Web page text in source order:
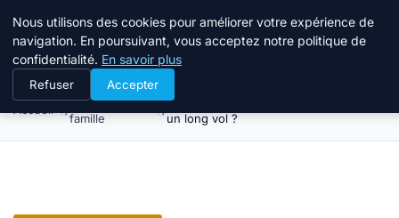
Tourisme Landes
Aventures en
famille
Comment occuper les enfants pendant
un long vol ?
Nous utilisons des cookies pour améliorer votre expérience de
navigation. En poursuivant, vous acceptez notre politique de
confidentialité. En savoir plus
Refuser Accepter